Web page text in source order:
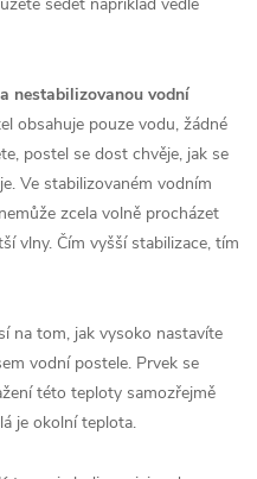
nestabilizovanou vodní
obsahuje pouze vodu, žádné
postel se dost chvěje, jak se
Ve stabilizovaném vodním
zcela volně procházet
vlny. Čím vyšší stabilizace, tím
na tom, jak vysoko nastavíte
vodní postele. Prvek se
této teploty samozřejmě
je okolní teplota.